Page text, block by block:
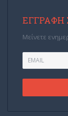
ΕΓΓΡΑΦΉ
Μείνετε